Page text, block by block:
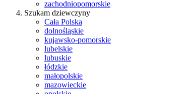
zachodniopomorskie
Szukam dziewczyny
Cała Polska
dolnośląskie
kujawsko-pomorskie
lubelskie
lubuskie
łódzkie
małopolskie
mazowieckie